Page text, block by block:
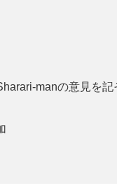
manの意見を記